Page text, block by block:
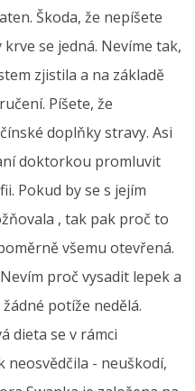
Škoda, že nepíšete
se jedná. Nevíme tak,
zjistila a na základě
Píšete, že
doplňky stravy. Asi
doktorkou promluvit
Pokud by se s jejím
, tak pak proč to
všemu otevřená.
proč vysadit lepek a
potíže nedělá.
dieta se v rámci
neosvědčila - neuškodí,